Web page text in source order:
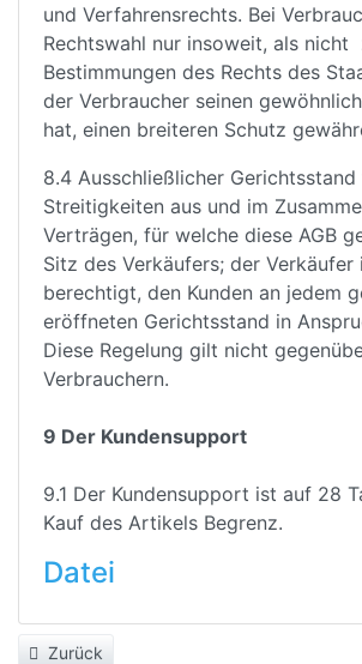
und Verfahrensrechts. Bei
Rechtswahl nur insoweit, als nicht
Bestimmungen des Rechts des
der Verbraucher seinen
hat, einen breiteren Schutz
8.4 Ausschließlicher
Streitigkeiten aus und im
Verträgen, für welche diese AGB
Sitz des Verkäufers; der
berechtigt, den Kunden an jedem
eröffneten Gerichtsstand in
Diese Regelung gilt nicht
Verbrauchern.
9 Der Kundensupport
9.1 Der Kundensupport ist auf 28
Kauf des Artikels Begrenz.
Datei
Zurück